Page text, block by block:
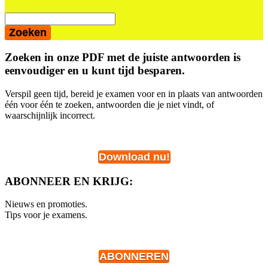
Zoeken in onze PDF met de juiste antwoorden is
eenvoudiger en u kunt tijd besparen.
Verspil geen tijd, bereid je examen voor en in plaats van antwoorden
één voor één te zoeken, antwoorden die je niet vindt, of
waarschijnlijk incorrect.
Download nu!
ABONNEER EN KRIJG:
Nieuws en promoties.
Tips voor je examens.
ABONNEREN